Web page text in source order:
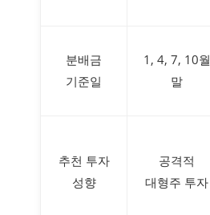
분배금
기준일
1, 4, 7, 10월
말
추천 투자
성향
공격적
대형주 투자